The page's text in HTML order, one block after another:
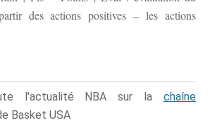
des actions positives – les actions
l'actualité NBA sur la chaîne
Basket USA